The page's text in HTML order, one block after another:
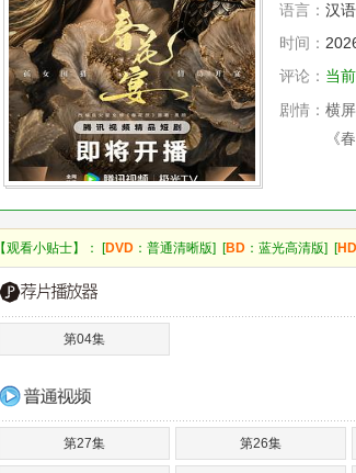
语言： 汉
时间：
评论： 当
剧情： 横
《
【观看小贴士】： [DVD ：普通清晰版] [BD ：蓝光高清版] [HD
第04集
第27集 第26集